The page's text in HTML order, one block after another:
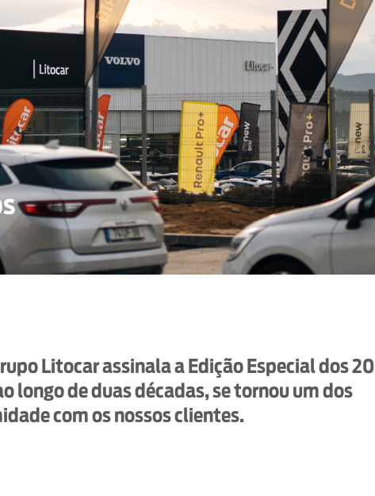
Litocar assinala a Edição Especial dos 20
longo de duas décadas, se tornou um dos
com os nossos clientes.